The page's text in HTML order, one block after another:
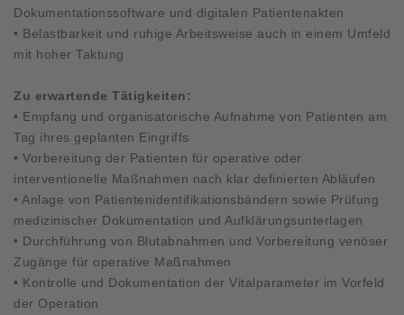
Dokumentationssoftware und digitalen Patientenakten
• Belastbarkeit und ruhige Arbeitsweise auch in einem Umfeld
mit hoher Taktung
Zu erwartende Tätigkeiten:
• Empfang und organisatorische Aufnahme von Patienten am
Tag ihres geplanten Eingriffs
• Vorbereitung der Patienten für operative oder
interventionelle Maßnahmen nach klar definierten Abläufen
• Anlage von Patientenidentifikationsbändern sowie Prüfung
medizinischer Dokumentation und Aufklärungsunterlagen
• Durchführung von Blutabnahmen und Vorbereitung venöser
Zugänge für operative Maßnahmen
• Kontrolle und Dokumentation der Vitalparameter im Vorfeld
der Operation